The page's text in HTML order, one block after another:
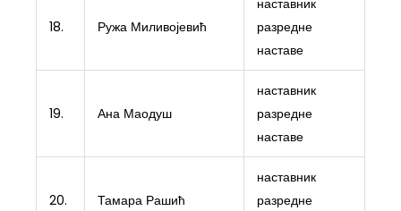
18. Ружа Миливојевић
наставник
разредне
наставе
19. Ана Маодуш
наставник
разредне
наставе
20. Тамара Рашић
наставник
разредне